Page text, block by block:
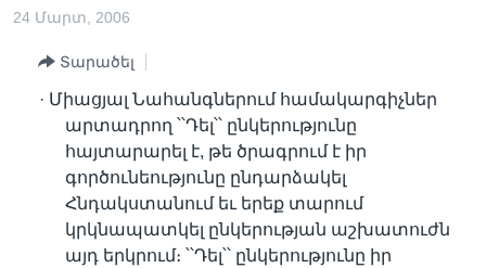
բովանդակությանը
բովանդակություն
ՖԻԼՄԵՐ
ՖԻԼՄԵՐ
IN ENGLISH
ՄԵՐ ՄԱՍԻՆ
ՄԵՐ ՄԱՍԻՆ
«ԱՄԵՐԻԿԱՅԻ ՁԱՅՆ»-Ի ԿԱՆՈՆԱԴՐՈՒԹՅՈՒՆ
ԿԱՊ ՄԵԶ ՀԵՏ
ՈՒԿՐԱԻՆԱԿԱՆ ՊԱՏԵՐԱԶՄ
Learning English
24 Մարտ, 2006
Տարածել
· Միացյալ Նահանգներում համակարգիչներ
արտադրող ՝՝Դել՝՝ ընկերությունը
հայտարարել է, թե ծրագրում է իր
գործունեությունը ընդարձակել
Հնդակստանում եւ երեք տարում
կրկնապատկել ընկերության աշխատուժն
այդ երկրում։ ՝՝Դել՝՝ ընկերությունը իր